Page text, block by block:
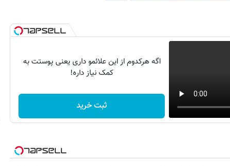
اگه هرکدوم از این علائمو داری یعنی پوستت به
کمک نیاز داره!
ثبت خرید